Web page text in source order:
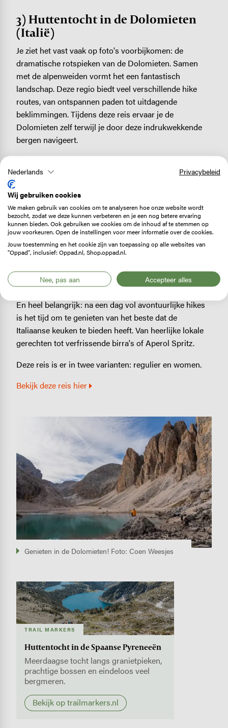
3) Huttentocht in de Dolomieten
(Italië)
Je ziet het vast vaak op foto's voorbijkomen: de
dramatische rotspieken van de Dolomieten. Samen
met de alpenweiden vormt het een fantastisch
landschap. Deze regio biedt veel verschillende hike
routes, van ontspannen paden tot uitdagende
beklimmingen. Tijdens deze reis ervaar je de
Dolomieten zelf terwijl je door deze indrukwekkende
bergen navigeert.
meerdaagse huttentocht de
rotswanden tot steile pieken en witte kalkstenen
formaties. Elke dag is anders.
Een van de hoogtepunten van deze reis is de
uitdagende tocht naar de Passo de Antermoa, gelegen
op een hoogte van maar liefst 2770 meter. Dit
adembenemende uitzichtpunt zal je belonen met
panoramische vergezichten die je niet snel vergeet.
En heel belangrijk: na een dag vol avontuurlijke hikes
is het tijd om te genieten van het beste dat de
Italiaanse keuken te bieden heeft. Van heerlijke lokale
gerechten tot verfrissende birra's of Aperol Spritz.
Deze reis is er in twee varianten: regulier en women.
Bekijk deze reis hier
Genieten in de Dolomieten! Foto: Coen Weesjes
TRAIL MARKERS
Image
Huttentocht in de Spaanse Pyreneeën
Meerdaagse tocht langs granietpieken,
prachtige bossen en eindeloos veel
bergmeren.
Bekijk op trailmarkers.nl
Nederlands Privacybeleid
Wij gebruiken cookies
We maken gebruik van cookies om te analyseren hoe onze website wordt
bezocht, zodat we deze kunnen verbeteren en je een nog betere ervaring
kunnen bieden. Ook gebruiken we cookies om de inhoud af te stemmen op
jouw voorkeuren. Open de instellingen voor meer informatie over de cookies.
Jouw toestemming en het cookie zijn van toepassing op alle websites van
"Oppad", inclusief: Oppad.nl, Shop.oppad.nl.
Nee, pas aan Accepteer alles